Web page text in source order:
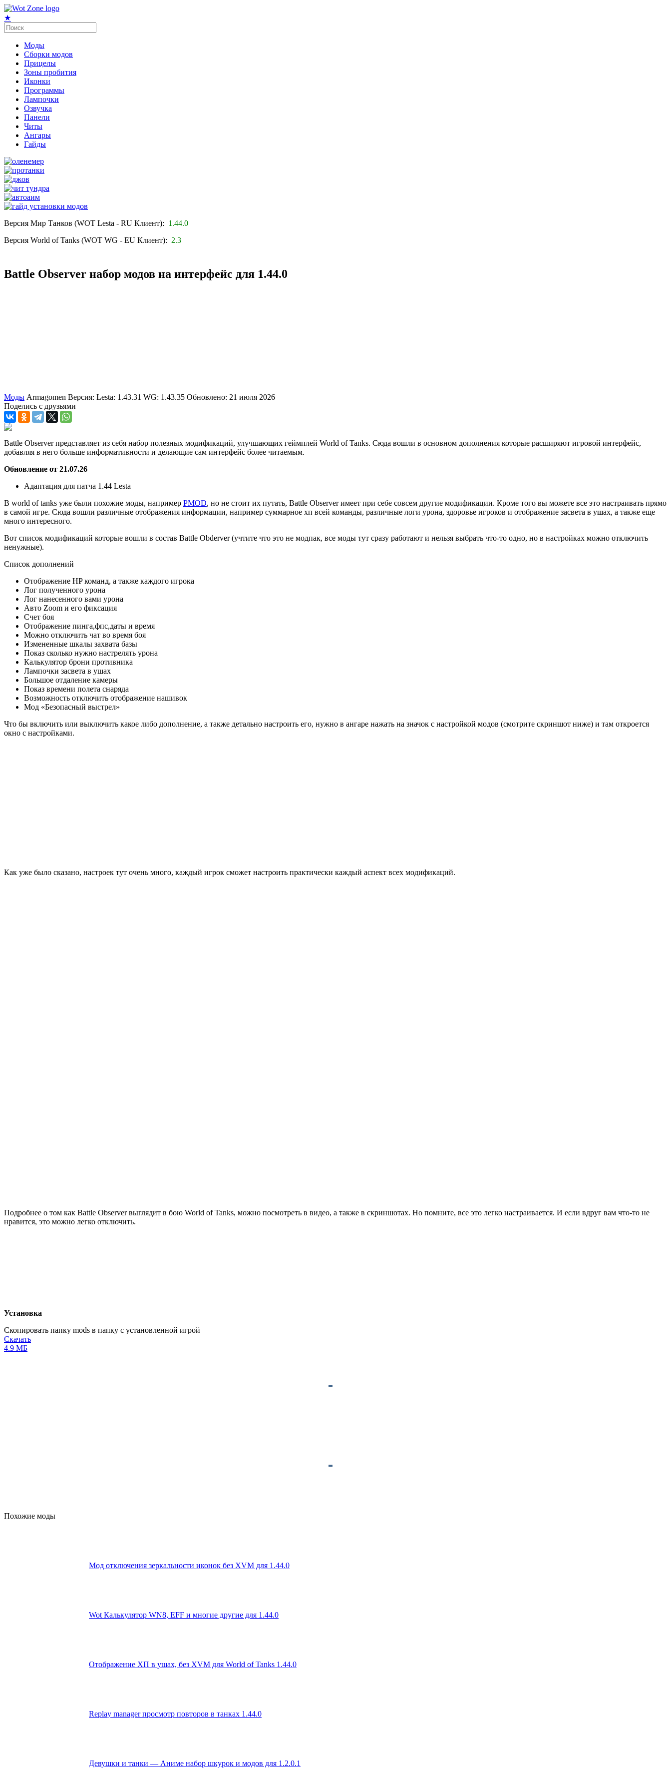
★
Моды
Сборки модов
Прицелы
Зоны пробития
Иконки
Программы
Лампочки
Озвучка
Панели
Читы
Ангары
Гайды
Версия Мир Танков (WOT Lesta - RU Клиент): 1.44.0
Версия World of Tanks (WOT WG - EU Клиент): 2.3
Battle Observer набор модов на интерфейс для 1.44.0
Моды Armagomen Версия: Lesta: 1.43.31 WG: 1.43.35 Обновлено: 21 июля 2026
Поделись с друзьями
Battle Observer представляет из себя набор полезных модификаций, улучшающих геймплей World of Tanks. Сюда вошли в основном дополнения которые расширяют игровой интерфейс,
добавляя в него больше информативности и делающие сам интерфейс более читаемым.
Обновление от 21.07.26
Адаптация для патча 1.44 Lesta
В world of tanks уже были похожие моды, например PMOD, но не стоит их путать, Battle Observer имеет при себе совсем другие модификации. Кроме того вы можете все это настраивать прямо
в самой игре. Сюда вошли различные отображения информации, например суммарное хп всей команды, различные логи урона, здоровье игроков и отображение засвета в ушах, а также еще
много интересного.
Вот список модификаций которые вошли в состав Battle Obderver (учтите что это не модпак, все моды тут сразу работают и нельзя выбрать что-то одно, но в настройках можно отключить
ненужные).
Список дополнений
Отображение HP команд, а также каждого игрока
Лог полученного урона
Лог нанесенного вами урона
Авто Zoom и его фиксация
Счет боя
Отображение пинга,фпс,даты и время
Можно отключить чат во время боя
Измененные шкалы захвата базы
Показ сколько нужно настрелять урона
Калькулятор брони противника
Лампочки засвета в ушах
Большое отдаление камеры
Показ времени полета снаряда
Возможность отключить отображение нашивок
Мод «Безопасный выстрел»
Что бы включить или выключить какое либо дополнение, а также детально настроить его, нужно в ангаре нажать на значок с настройкой модов (смотрите скриншот ниже) и там откроется
окно с настройками.
Как уже было сказано, настроек тут очень много, каждый игрок сможет настроить практически каждый аспект всех модификаций.
Подробнее о том как Battle Observer выглядит в бою World of Tanks, можно посмотреть в видео, а также в скриншотах. Но помните, все это легко настраивается. И если вдруг вам что-то не
нравится, это можно легко отключить.
Установка
Скопировать папку mods в папку с установленной игрой
Скачать
4.9 МБ
Похожие моды
Мод отключения зеркальности иконок без XVM для 1.44.0
Wot Калькулятор WN8, EFF и многие другие для 1.44.0
Отображение ХП в ушах, без XVM для World of Tanks 1.44.0
Replay manager просмотр повторов в танках 1.44.0
Девушки и танки — Аниме набор шкурок и модов для 1.2.0.1